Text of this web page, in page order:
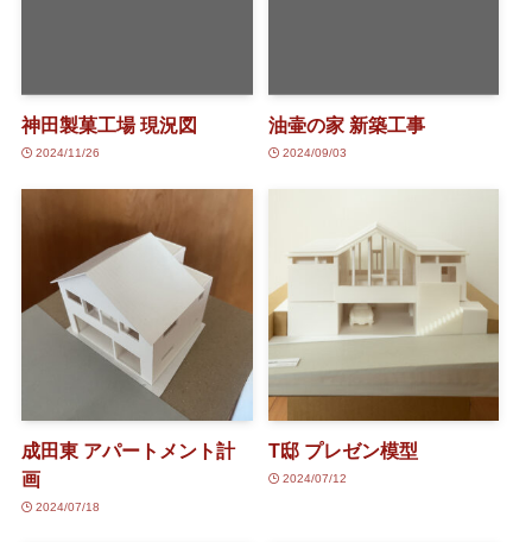
神田製菓工場 現況図
2024/11/26
油壷の家 新築工事
2024/09/03
成田東 アパートメント計
画
2024/07/18
T邸 プレゼン模型
2024/07/12